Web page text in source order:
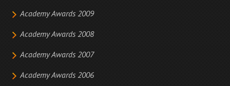
Academy Awards 2009
Academy Awards 2008
Academy Awards 2007
Academy Awards 2006